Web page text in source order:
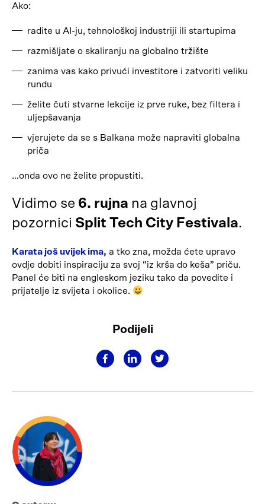
Ako:
radite u AI-ju, tehnološkoj industriji ili startupima
razmišljate o skaliranju na globalno tržište
zanima vas kako privući investitore i zatvoriti veliku
rundu
želite čuti stvarne lekcije iz prve ruke, bez filtera i
uljepšavanja
vjerujete da se s Balkana može napraviti globalna
priča
…onda ovo ne želite propustiti.
Vidimo se 6. rujna na glavnoj
pozornici Split Tech City Festivala.
Karata još uvijek ima, a tko zna, možda ćete upravo
ovdje dobiti inspiraciju za svoj “iz krša do keša” priču.
Panel će biti na engleskom jeziku tako da povedite i
prijatelje iz svijeta i okolice.
Podijeli